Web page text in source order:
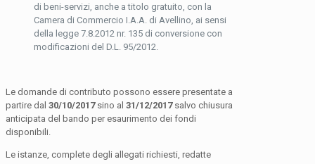
di beni-servizi, anche a titolo gratuito, con la
Camera di Commercio I.A.A. di Avellino, ai sensi
della legge 7.8.2012 nr. 135 di conversione con
modificazioni del D.L. 95/2012.
Le domande di contributo possono essere presentate a
partire dal 30/10/2017sino al 31/12/2017salvo chiusura
anticipata del bando per esaurimento dei fondi
disponibili.
Le istanze, complete degli allegati richiesti, redatte